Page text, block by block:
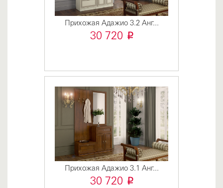
Прихожая Адажио 3.2 Анг...
30 720 i
Прихожая Адажио 3.1 Анг...
30 720 i